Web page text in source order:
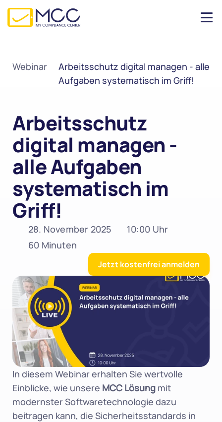
Webinar
Arbeitsschutz digital managen - alle
Aufgaben systematisch im Griff!
Arbeitsschutz
digital managen -
alle Aufgaben
systematisch im
Griff!
28. November 2025
10:00 Uhr
60 Minuten
Jetzt kostenfrei anmelden
In diesem Webinar erhalten Sie wertvolle
Einblicke, wie unsere MCC Lösung mit
modernster Softwaretechnologie dazu
beitragen kann, die Sicherheitsstandards in